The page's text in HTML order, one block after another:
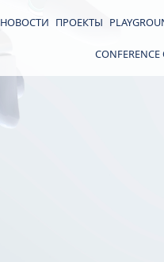
НОВОСТИ ПРОЕКТЫ